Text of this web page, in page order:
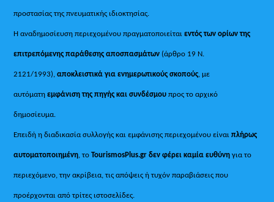
προστασίας της πνευματικής ιδιοκτησίας.
Η αναδημοσίευση περιεχομένου πραγματοποιείταιεντός των ορίων της
επιτρεπόμενης παράθεσης αποσπασμάτων (άρθρο 19 Ν.
2121/1993), αποκλειστικά για ενημερωτικούς σκοπούς, με
αυτόματηεμφάνιση της πηγής και συνδέσμου προς το αρχικό
δημοσίευμα.
Επειδή η διαδικασία συλλογής και εμφάνισης περιεχομένου είναιπλήρως
αυτοματοποιημένη, τοTourismosPlus.gr δεν φέρει καμία ευθύνη για το
περιεχόμενο, την ακρίβεια, τις απόψεις ή τυχόν παραβιάσεις που
προέρχονται από τρίτες ιστοσελίδες.